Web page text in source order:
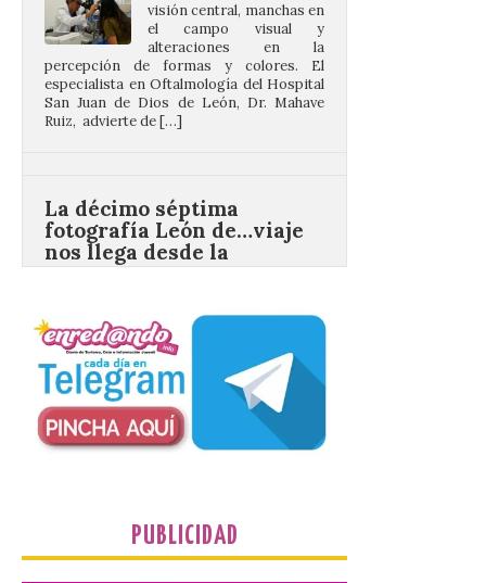
percepción de formas y colores. El
especialista en Oftalmología del Hospital
San Juan de Dios de León, Dr. Mahave
Ruiz, advierte de […]
nos llega desde la
carretera CL 626 con
motivo de la marcha en
defensa de FEVE
Nueva edición de León
de…viaje. Una iniciativa
organizado por la sección
juvenil de la Asociación
Enróllate, la Asociación
Conceyu País Llionés y el Diario de
PUBLICIDAD